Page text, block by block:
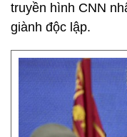
truyền hình CNN
giành độc lập.